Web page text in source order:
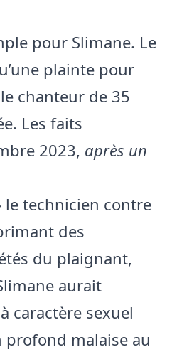
pour Slimane. Le
plainte pour
chanteur de 35
Les faits
2023, après un
le technicien contre
des
du plaignant,
aurait
caractère sexuel
malaise au